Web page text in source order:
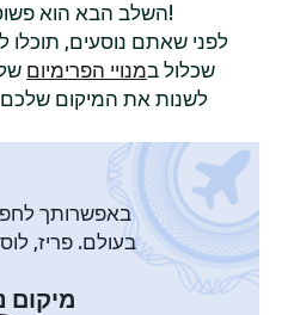
השלב הבא הוא!
לפני שאתם נוסעים,
שכלול במנויי הפרימיום
לשנות את המיקום
באפשרותך
בעולם. פריז,
מיקום